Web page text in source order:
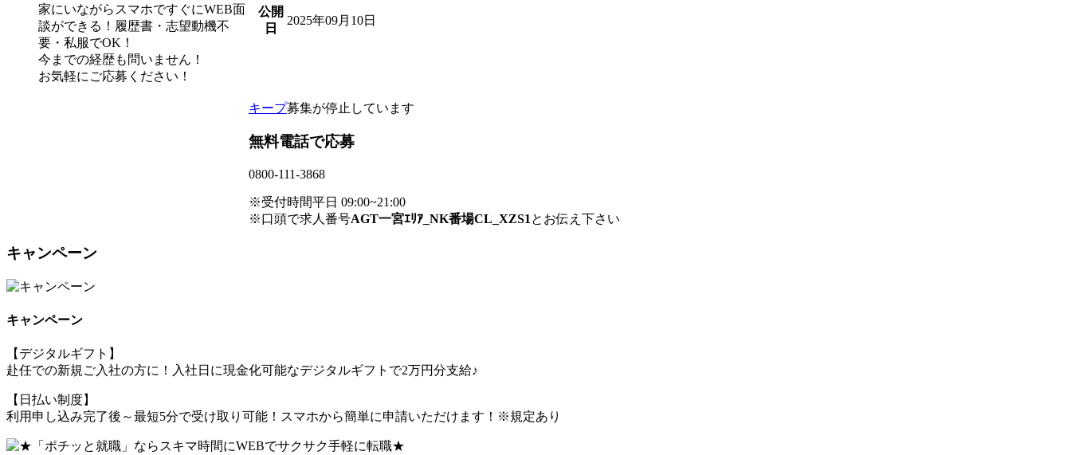
家にいながらスマホですぐにWEB面
談ができる！履歴書・志望動機不
要・私服でOK！
今までの経歴も問いません！
お気軽にご応募ください！
公開
日
2025年09月10日
キープ募集が停止しています
無料電話で応募
0800-111-3868
※受付時間平日 09:00~21:00
※口頭で求人番号AGT一宮ｴﾘｱ_NK番場CL_XZS1 とお伝え下さい
キャンペーン
キャンペーン
【デジタルギフト】
赴任での新規ご入社の方に！入社日に現金化可能なデジタルギフトで2万円分支給♪
【日払い制度】
利用申し込み完了後～最短5分で受け取り可能！スマホから簡単に申請いただけます！※規定あり